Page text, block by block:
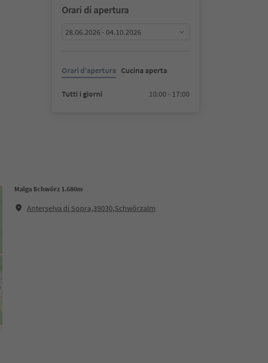
Orari di apertura
28.06.2026 - 04.10.2026
Orari d'apertura Cucina aperta
Tutti i giorni 10:00 - 17:00
Malga Schwörz 1.680m
Anterselva di Sopra,39030,Schwörzalm